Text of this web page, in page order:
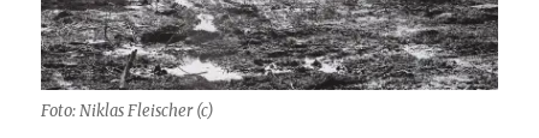
Foto: Niklas Fleischer (c)